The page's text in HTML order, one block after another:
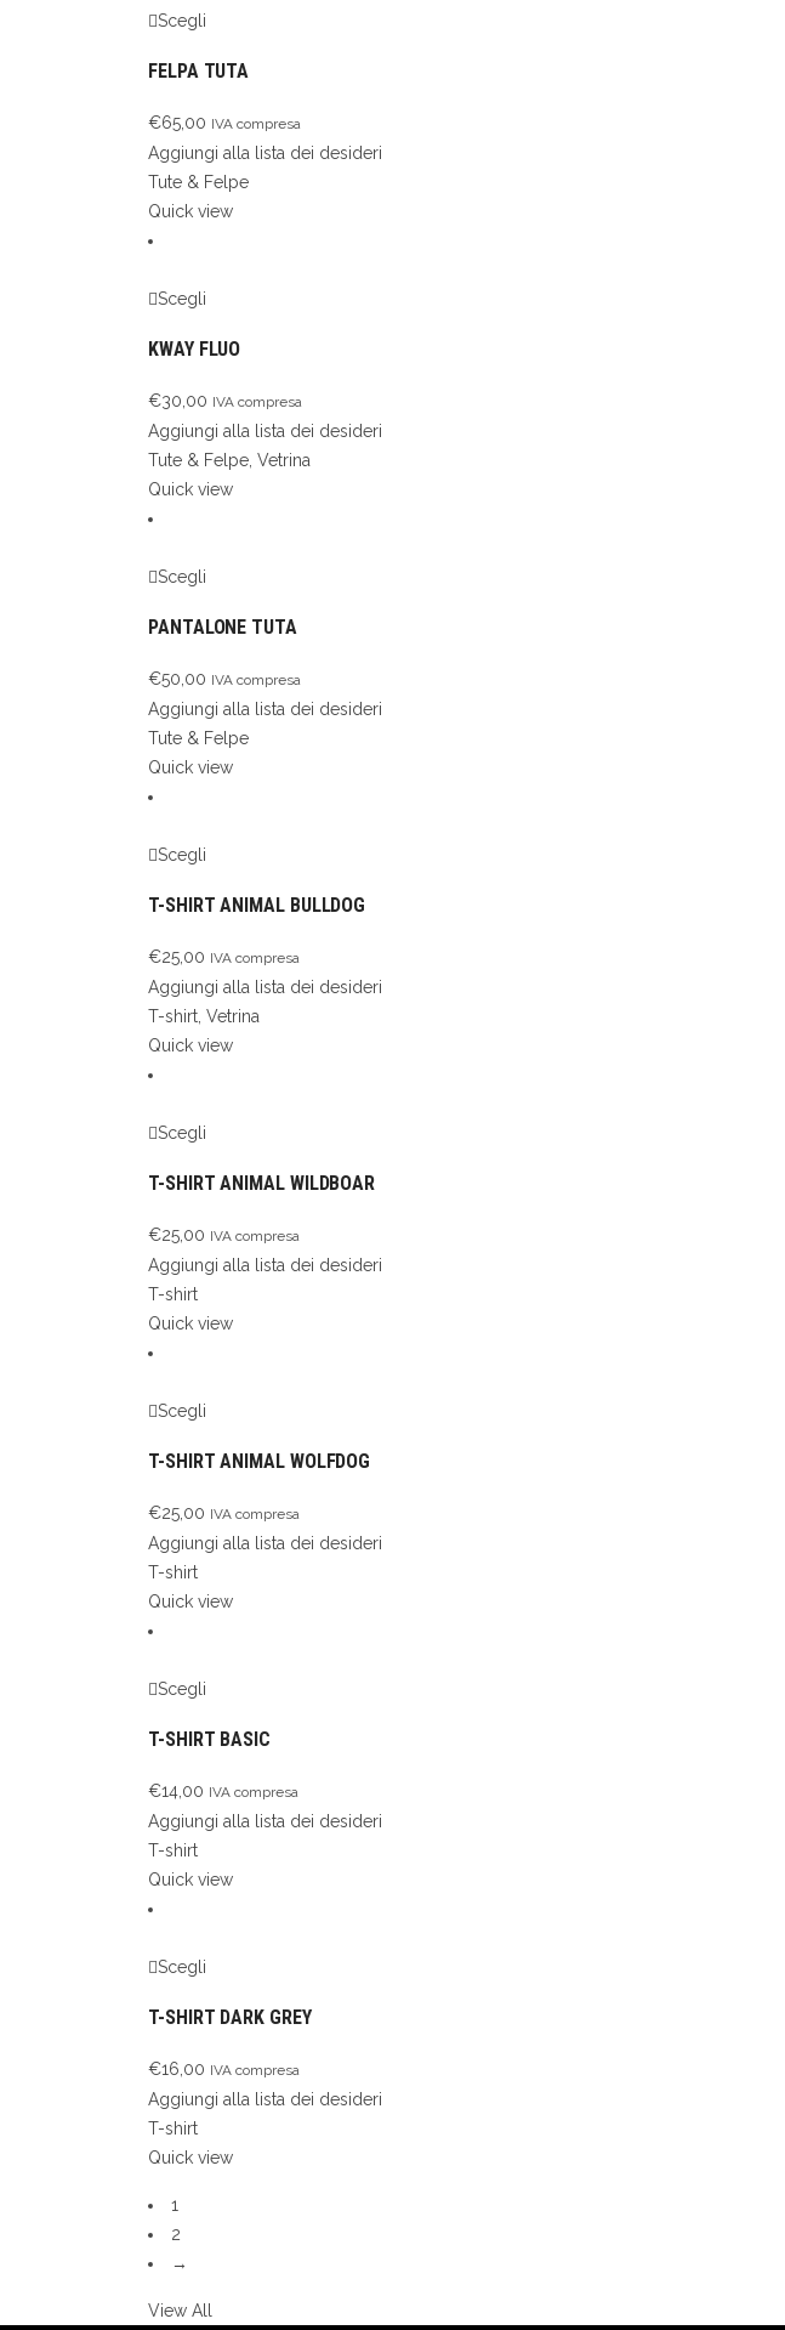
Scegli
FELPA TUTA
€65,00 IVA compresa
Aggiungi alla lista dei desideri
Tute & Felpe
Quick view
Scegli
KWAY FLUO
€30,00 IVA compresa
Aggiungi alla lista dei desideri
Tute & Felpe Vetrina
Quick view
Scegli
PANTALONE TUTA
€50,00 IVA compresa
Aggiungi alla lista dei desideri
Tute & Felpe
Quick view
Scegli
T-SHIRT ANIMAL BULLDOG
€25,00 IVA compresa
Aggiungi alla lista dei desideri
T-shirt Vetrina
Quick view
Scegli
T-SHIRT ANIMAL WILDBOAR
€25,00 IVA compresa
Aggiungi alla lista dei desideri
T-shirt
Quick view
Scegli
T-SHIRT ANIMAL WOLFDOG
€25,00 IVA compresa
Aggiungi alla lista dei desideri
T-shirt
Quick view
Scegli
T-SHIRT BASIC
€14,00 IVA compresa
Aggiungi alla lista dei desideri
T-shirt
Quick view
Scegli
T-SHIRT DARK GREY
€16,00 IVA compresa
Aggiungi alla lista dei desideri
T-shirt
Quick view
1
2
→
View All